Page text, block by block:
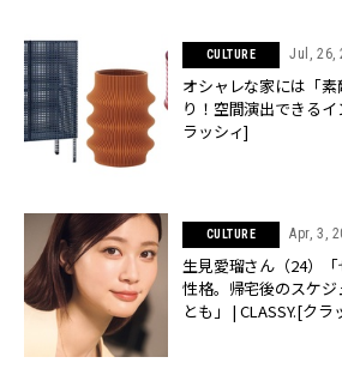
CULTURE Jul, 26,
オシャレな家には「
り！空間演出できるイ
ラッシィ]
CULTURE Apr, 3,
生見愛瑠さん（24）
性格。帰宅後のスケ
とも」 | CLASSY.[クラ